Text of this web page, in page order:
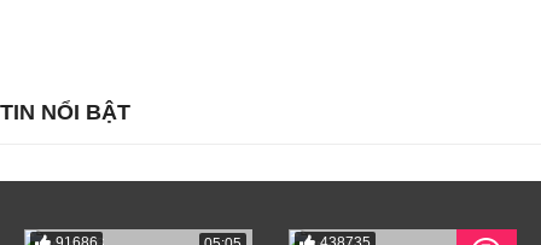
TIN NỔI BẬT